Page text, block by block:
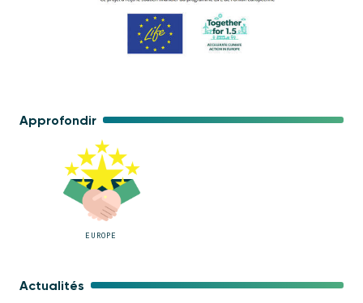
Approfondir
EUROPE
Actualités